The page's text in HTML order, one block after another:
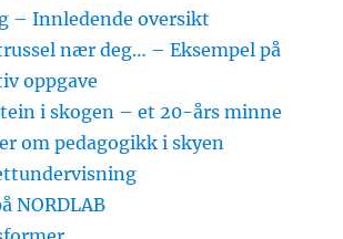
– Innledende oversikt
nær deg… – Eksempel på
oppgave
i skogen – et 20-års minne
om pedagogikk i skyen
NORDLAB